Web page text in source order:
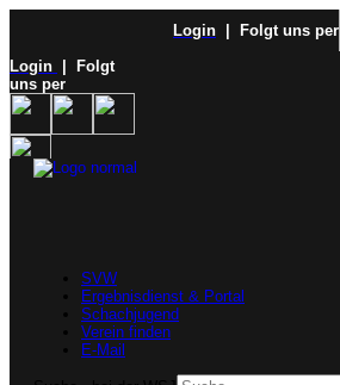
Login
| Folgt uns per
Login
| Folgt
uns per
SVW
Ergebnisdienst & Portal
Schachjugend
Verein finden
E-Mail